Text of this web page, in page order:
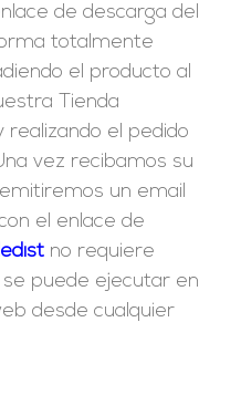
de descarga del
totalmente
el producto al
Tienda
realizando el pedido
vez recibamos su
un email
el enlace de
edist no requiere
se puede ejecutar en
desde cualquier